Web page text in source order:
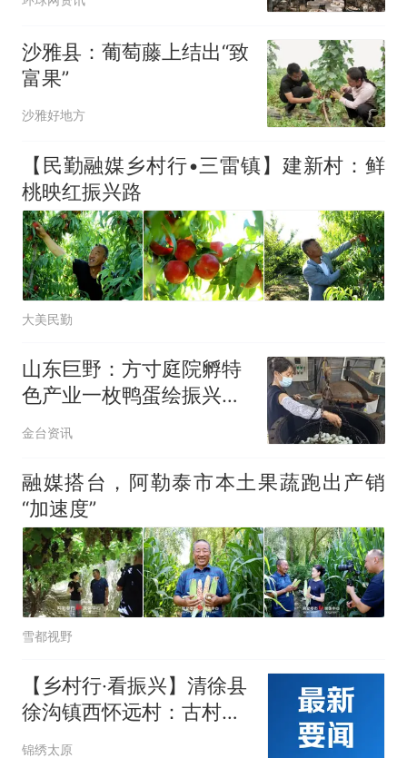
沙雅县：葡萄藤上结出“致
富果”
沙雅好地方
【民勤融媒乡村行•三雷镇】建新村：鲜
桃映红振兴路
大美民勤
山东巨野：方寸庭院孵特
色产业一枚鸭蛋绘振兴画
卷
金台资讯
融媒搭台，阿勒泰市本土果蔬跑出产销
“加速度”
雪都视野
【乡村行·看振兴】清徐县
徐沟镇西怀远村：古村蝶
变焕新颜
锦绣太原